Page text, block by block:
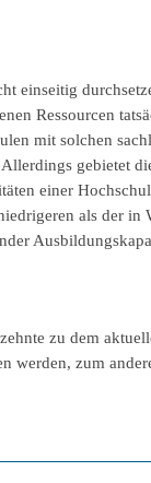
Ressourcen
mit solchen
gebietet
einer
als der
zu dem
zum